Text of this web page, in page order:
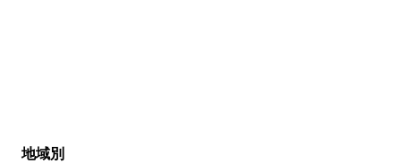
地域別